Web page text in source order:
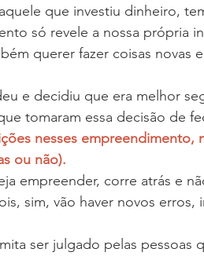
que investiu dinheiro,
só revele a nossa própria
querer fazer coisas novas
e decidiu que era melhor
tomaram essa decisão de
nesses
ou não).
empreender, corre atrás e
sim, vão haver novos
ser julgado pelas pessoas